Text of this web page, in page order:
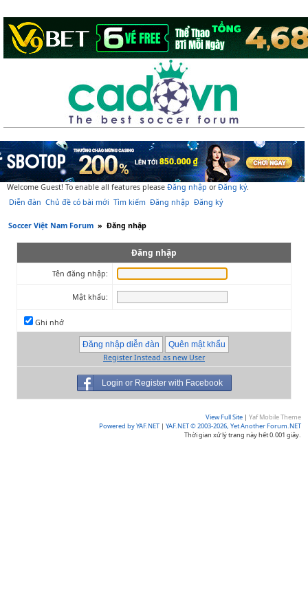
Welcome Guest! To enable all features please Đăng nhập orĐăng ký.
Diễn đàn Chủ đề có bài mới Tìm kiếm Đăng nhập Đăng ký
Soccer Việt Nam Forum » Đăng nhập
Đăng nhập
Tên đăng nhập:
Mật khẩu:
Ghi nhớ
Register Instead as new User
Login or Register with Facebook
View Full Site | Yaf Mobile Theme
Powered by YAF.NET | YAF.NET © 2003-2026, Yet Another Forum.NET
Thời gian xử lý trang này hết 0.001 giây.